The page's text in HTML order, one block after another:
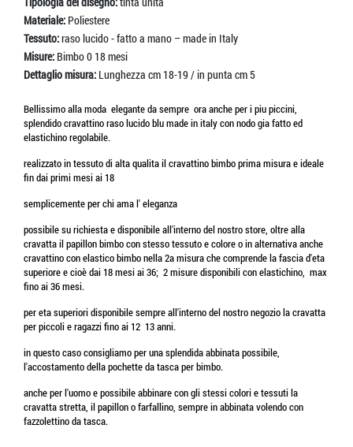
Materiale: Poliestere
Tessuto:raso lucido - fatto a mano – made in Italy
Misure: Bimbo 0 18 mesi
Dettaglio misura: Lunghezza cm 18-19 / in punta cm 5
Bellissimo alla moda elegante da sempre ora anche per i piu piccini,
splendido cravattino raso lucido blu made in italy con nodo gia fatto ed
elastichino regolabile.
realizzato in tessuto di alta qualita il cravattino bimbo prima misura e ideale
fin dai primi mesi ai 18
semplicemente per chi ama l' eleganza
possibile su richiesta e disponibile all'interno del nostro store, oltre alla
cravatta il papillon bimbo con stesso tessuto e colore o in alternativa anche
cravattino con elastico bimbo nella 2a misura che comprende la fascia d'eta
superiore e cioè dai 18 mesi ai 36; 2 misure disponibili con elastichino, max
fino ai 36 mesi.
per eta superiori disponibile sempre all'interno del nostro negozio la cravatta
per piccoli e ragazzi fino ai 12 13 anni.
in questo caso consigliamo per una splendida abbinata possibile,
l'accostamento della pochette da tasca per bimbo.
anche per l'uomo e possibile abbinare con gli stessi colori e tessuti la
cravatta stretta, il papillon o farfallino, sempre in abbinata volendo con
fazzolettino da tasca.